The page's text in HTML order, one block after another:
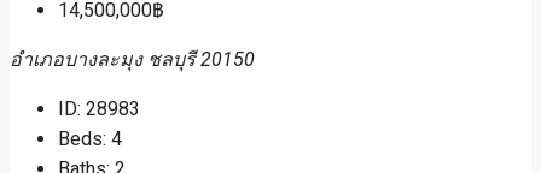
14,500,000฿
อำเภอบางละมุง ชลบุรี 20150
ID: 28983
Beds: 4